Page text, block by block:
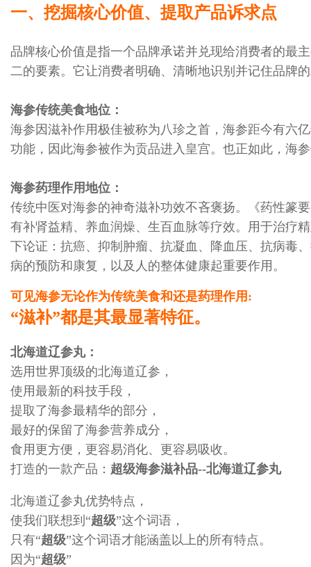
一、挖掘核心价值、提取产品诉求点
品牌核心价值是指一个品牌承诺并兑现给消费者的最
二的要素。它让消费者明确、清晰地识别并记住品牌
海参传统美食地位：
海参因滋补作用极佳被称为八珍之首，海参距今有六
功能，因此海参被作为贡品进入皇宫。也正如此，海
海参药理作用地位：
传统中医对海参的神奇滋补功效不吝褒扬。《药性篆
有补肾益精、养血润燥、生百血脉等疗效。用于治疗
下论证：抗癌、抑制肿瘤、抗凝血、降血压、抗病毒
病的预防和康复，以及人的整体健康起重要作用。
可见海参无论作为传统美食和还是药理作用:
“滋补”都是其最显著特征。
北海道辽参丸：
选用世界顶级的北海道辽参，
使用最新的科技手段，
提取了海参最精华的部分，
最好的保留了海参营养成分，
食用更方便，更容易消化、更容易吸收。
打造的一款产品： 超级海参滋补品--北海道辽参丸
北海道辽参丸优势特点，
使我们联想到“超级”这个词语，
只有“超级”这个词语才能涵盖以上的所有特点。
因为“超级”